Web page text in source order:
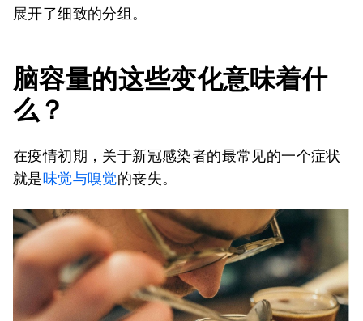
展开了细致的分组。
脑容量的这些变化意味着什
么？
在疫情初期，关于新冠感染者的最常见的一个症状
就是味觉与嗅觉的丧失。